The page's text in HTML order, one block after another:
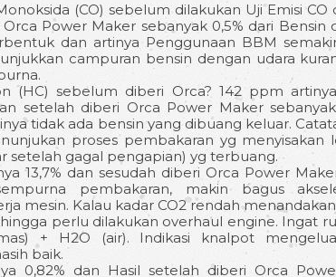
(CO) sebelum dilakukan Uji Emisi
Power Maker sebanyak 0,5% dari Bensin
dan artinya Penggunaan BBM
campuran bensin dengan udara
(HC) sebelum diberi Orca? 142 ppm
setelah diberi Orca Power Maker
tidak ada bensin yang dibuang keluar.
proses pembakaran yg
setelah gagal pengapian) yg terbuang.
13,7% dan sesudah diberi Orca Power
pembakaran, makin bagus
mesin. Kalau kadar CO2 rendah
perlu dilakukan overhaul engine. Ingat
+ H2O (air). Indikasi knalpot
baik.
0,82% dan Hasil setelah diberi Orca